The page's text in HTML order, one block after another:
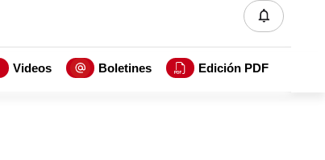
Videos Boletines Edición PDF